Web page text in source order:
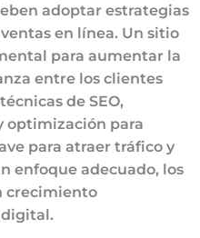
adoptar estrategias
en línea. Un sitio
para aumentar la
entre los clientes
de SEO,
optimización para
para atraer tráfico y
enfoque adecuado, los
crecimiento